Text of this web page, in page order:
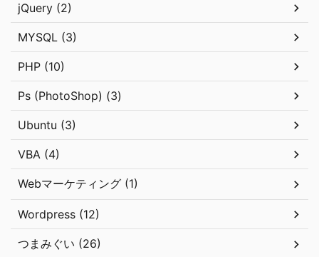
jQuery (2)
MYSQL (3)
PHP (10)
Ps (PhotoShop) (3)
Ubuntu (3)
VBA (4)
Webマーケティング (1)
Wordpress (12)
つまみぐい (26)